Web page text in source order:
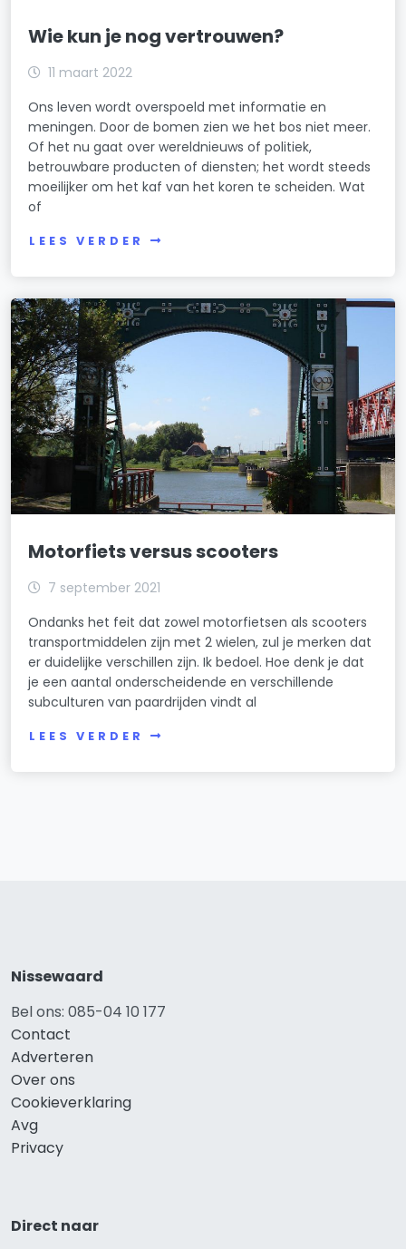
Wie kun je nog vertrouwen?
11 maart 2022
Ons leven wordt overspoeld met informatie en
meningen. Door de bomen zien we het bos niet meer.
Of het nu gaat over wereldnieuws of politiek,
betrouwbare producten of diensten; het wordt steeds
moeilijker om het kaf van het koren te scheiden. Wat
of
LEES VERDER
Motorfiets versus scooters
7 september 2021
Ondanks het feit dat zowel motorfietsen als scooters
transportmiddelen zijn met 2 wielen, zul je merken dat
er duidelijke verschillen zijn. Ik bedoel. Hoe denk je dat
je een aantal onderscheidende en verschillende
subculturen van paardrijden vindt al
LEES VERDER
Nissewaard
Bel ons: 085-04 10 177
Contact
Adverteren
Over ons
Cookieverklaring
Avg
Privacy
Direct naar